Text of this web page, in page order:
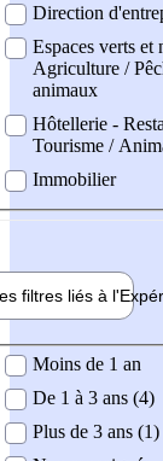
Direction
Espaces verts et
Agriculture /
animaux
Hôtellerie -
Tourisme /
Immobilier
filtres liés à l'
demandée
Moins de 1 an
De 1 à 3 ans (4)
Plus de 3 ans (1)